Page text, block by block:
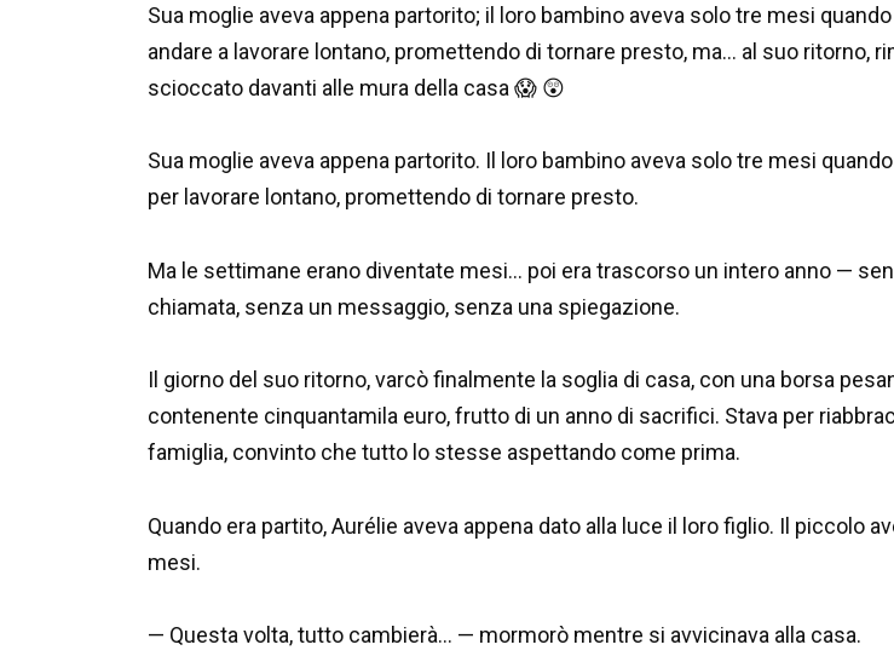
Sua moglie aveva appena partorito; il loro bambino aveva solo tre mesi
andare a lavorare lontano, promettendo di tornare presto, ma… al suo ritorno,
scioccato davanti alle mura della casa 😱 😲
Sua moglie aveva appena partorito. Il loro bambino aveva solo tre mesi
per lavorare lontano, promettendo di tornare presto.
Ma le settimane erano diventate mesi… poi era trascorso un intero anno —
chiamata, senza un messaggio, senza una spiegazione.
Il giorno del suo ritorno, varcò finalmente la soglia di casa, con una borsa
contenente cinquantamila euro, frutto di un anno di sacrifici. Stava per
famiglia, convinto che tutto lo stesse aspettando come prima.
Quando era partito, Aurélie aveva appena dato alla luce il loro figlio. Il piccolo
mesi.
— Questa volta, tutto cambierà… — mormorò mentre si avvicinava alla casa.